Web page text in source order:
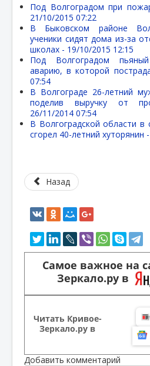
Под Волгоградом при
21/10/2015 07:22
В Быковском районе
ученики сидят дома из-за
школах - 19/10/2015 12:15
Под Волгоградом
аварию, в которой
07:54
В Волгограде 26-летний
поделив выручку от
26/11/2014 07:54
В Волгоградской области
сгорел 40-летний хуторянин -
Назад
Самое важное на
Зеркало.ру в
Читать Кривое-
Зеркало.ру в
Добавить комментарий